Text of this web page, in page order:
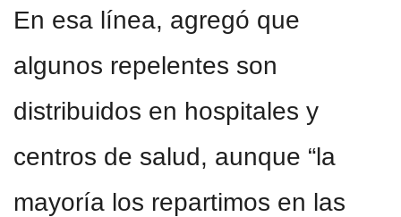
En esa línea, agregó que
algunos repelentes son
distribuidos en hospitales y
centros de salud, aunque “la
mayoría los repartimos en las